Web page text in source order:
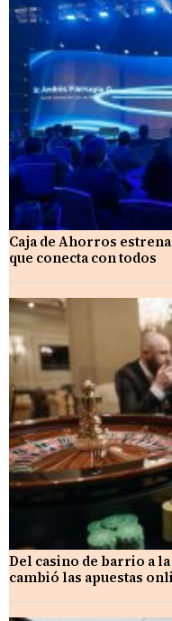
Caja de Ahorros
que conecta con todos
Del casino de barrio a
cambió las apuestas